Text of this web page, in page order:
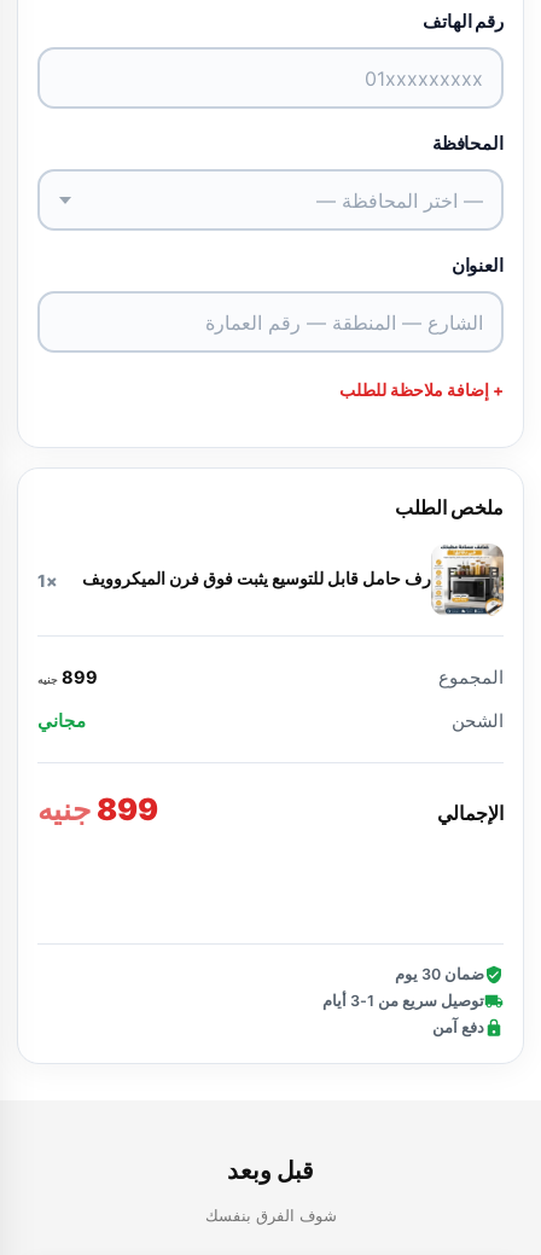
رقم الهاتف
المحافظة
— اختر المحافظة —
العنوان
+ إضافة ملاحظة للطلب
ملخص الطلب
رف حامل قابل للتوسيع يثبت فوق فرن الميكروويف ×1
المجموع 899 جنيه
الشحن مجاني
الإجمالي 899 جنيه
ضمان 30 يوم
توصيل سريع من 1-3 أيام
دفع آمن
قبل وبعد
شوف الفرق بنفسك